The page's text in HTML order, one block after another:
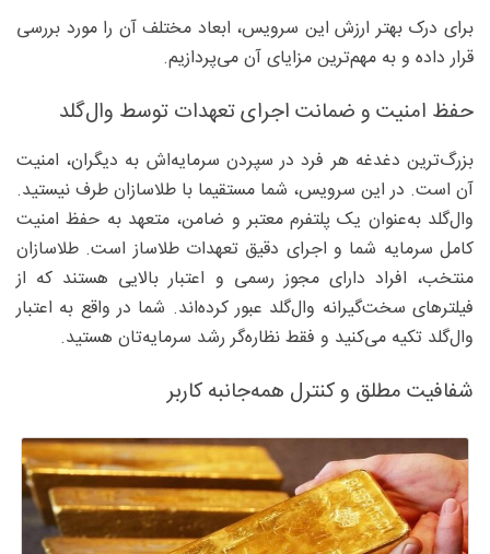
برای درک بهتر ارزش این سرویس، ابعاد مختلف آن را مورد بررسی
قرار داده و به مهم‌ترین مزایای آن می‌پردازیم.
حفظ امنیت و ضمانت اجرای تعهدات توسط وال‌گلد
بزرگ‌ترین دغدغه هر فرد در سپردن سرمایه‌اش به دیگران، امنیت
آن است. در این سرویس، شما مستقیما با طلاسازان طرف نیستید.
وال‌گلد به‌عنوان یک پلتفرم معتبر و ضامن، متعهد به حفظ امنیت
کامل سرمایه شما و اجرای دقیق تعهدات طلاساز است. طلاسازان
منتخب، افراد دارای مجوز رسمی و اعتبار بالایی هستند که از
فیلترهای سخت‌گیرانه وال‌گلد عبور کرده‌اند. شما در واقع به اعتبار
وال‌گلد تکیه می‌کنید و فقط نظاره‌گر رشد سرمایه‌تان هستید.
شفافیت مطلق و کنترل همه‌جانبه کاربر